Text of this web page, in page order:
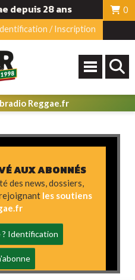
depuis 28 ans
0
/ Inscription
Reggae.fr
AUX ABONNÉS
des news, dossiers,
les soutiens
? Identification